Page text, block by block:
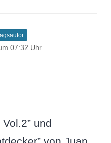
07:32 Uhr
und